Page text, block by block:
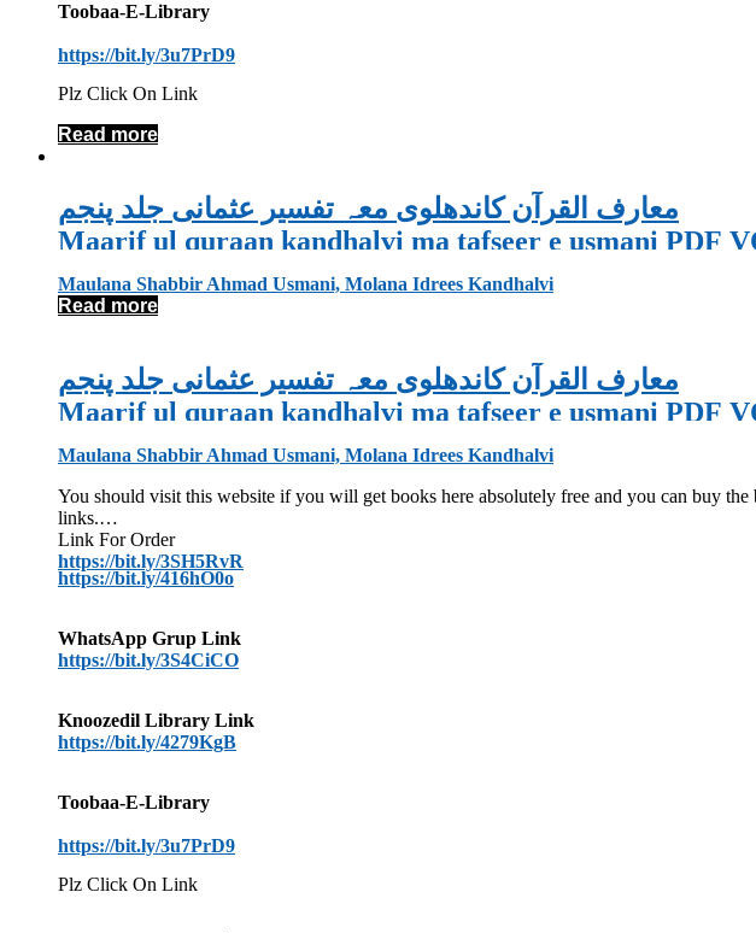
Toobaa-E-Library
https://bit.ly/3u7PrD9
Plz Click On Link
Read more
معارف القرآن کاندھلوی معہ تفسیر عثمانی جلد پنجم
Maarif ul quraan kandhalvi ma tafseer e usmani PDF
Maulana Shabbir Ahmad Usmani, Molana Idrees Kandhalvi
Read more
معارف القرآن کاندھلوی معہ تفسیر عثمانی جلد پنجم
Maarif ul quraan kandhalvi ma tafseer e usmani PDF
Maulana Shabbir Ahmad Usmani, Molana Idrees Kandhalvi
You should visit this website if you will get books here absolutely free and you can buy
links.
Link For Order
https://bit.ly/3SH5RvR
https://bit.ly/416hO0o
WhatsApp Grup Link
https://bit.ly/3S4CiCO
Knoozedil Library Link
https://bit.ly/4279KgB
Toobaa-E-Library
https://bit.ly/3u7PrD9
Plz Click On Link